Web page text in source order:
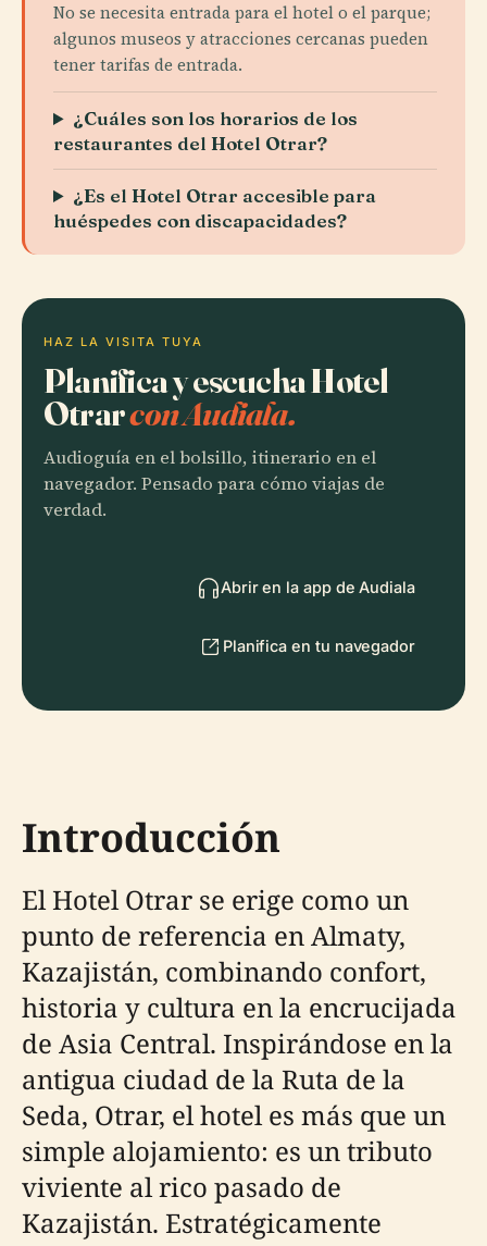
No se necesita entrada para el hotel o el parque;
algunos museos y atracciones cercanas pueden
tener tarifas de entrada.
¿Cuáles son los horarios de los
restaurantes del Hotel Otrar?
¿Es el Hotel Otrar accesible para
huéspedes con discapacidades?
HAZ LA VISITA TUYA
Planifica y escucha Hotel
Otrarcon Audiala.
Audioguía en el bolsillo, itinerario en el
navegador. Pensado para cómo viajas de
verdad.
Abrir en la app de Audiala
Planifica en tu navegador
Introducción
El Hotel Otrar se erige como un
punto de referencia en Almaty,
Kazajistán, combinando confort,
historia y cultura en la encrucijada
de Asia Central. Inspirándose en la
antigua ciudad de la Ruta de la
Seda, Otrar, el hotel es más que un
simple alojamiento: es un tributo
viviente al rico pasado de
Kazajistán. Estratégicamente